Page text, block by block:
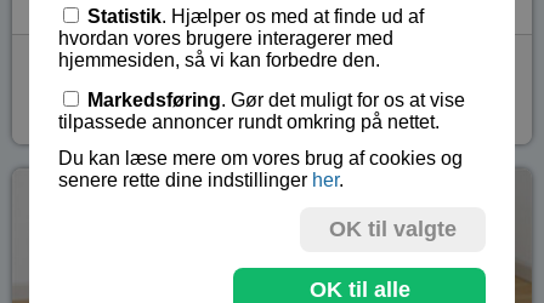
Magnet & metal kunst
Lærerige metallegesæt og smuk metalvippekunst.
Statistik. Hjælper os med at finde ud af
hvordan vores brugere interagerer med
hjemmesiden, så vi kan forbedre den.
Markedsføring. Gør det muligt for os at vise
tilpassede annoncer rundt omkring på nettet.
Du kan læse mere om vores brug af cookies og
senere rette dine indstillinger her.
OK til valgte
OK til alle